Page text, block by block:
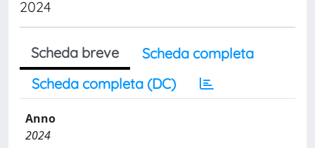
2024
Scheda breve
Scheda completa
Scheda completa (DC)
Anno
2024